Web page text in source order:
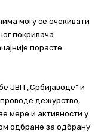
могу се очекивати
покривача.
порасте
ЈВП „Србијаводе“ и
дежурство,
мере и активности у
одбране за одбрану